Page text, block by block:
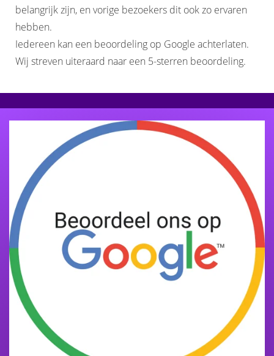
belangrijk zijn, en vorige bezoekers dit ook zo ervaren
hebben.
Iedereen kan een beoordeling op Google achterlaten.
Wij streven uiteraard naar een 5-sterren beoordeling.